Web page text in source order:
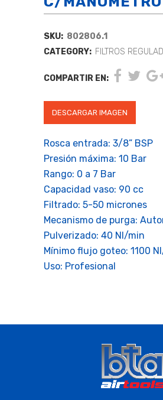
SKU: 802806.1
CATEGORY: FILTROS
COMPARTIR EN:
DESCARGAR IMAGEN
Rosca entrada: 3/8” BSP
Presión máxima: 10 Bar
Rango: 0 a 7 Bar
Capacidad vaso: 90 cc
Filtrado: 5-50 micrones
Mecanismo de purga:
Pulverizado: 40 Nl/min
Mínimo flujo goteo: 1100
Uso: Profesional